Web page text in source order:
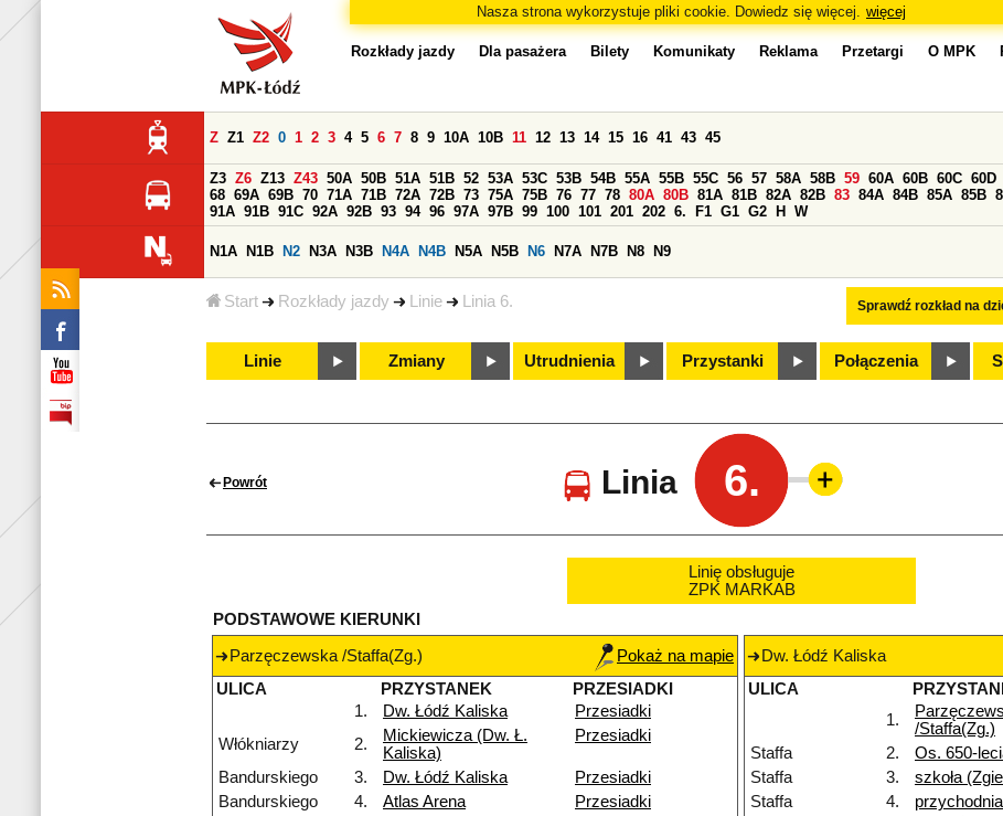
Nasza strona wykorzystuje pliki cookie. Dowiedz się więcej. więcej
Start Rozkłady jazdy Linie Linia 6.
Rozkłady jazdy Dla pasażera Bilety Komunikaty Reklama Przetargi O MPK
Sprawdź rozkład na
Z Z1 Z2 0 1 2 3 4 5 6 7 8 9 10A 10B 11 12 13 14 15 16 41 43 45
Z3 Z6 Z13 Z43 50A 50B 51A 51B 52 53A 53C 53B 54B 55A 55B 55C 56 57 58A 58B 59 60A 60B 60C 60D
68 69A 69B 70 71A 71B 72A 72B 73 75A 75B 76 77 78 80A 80B 81A 81B 82A 82B 83 84A 84B 85A 85B
91A 91B 91C 92A 92B 93 94 96 97A 97B 99 100 101 201 202 6. F1 G1 G2 H W
N1A N1B N2 N3A N3B N4A N4B N5A N5B N6 N7A N7B N8 N9
Linie Zmiany Utrudnienia Przystanki Połączenia
Powrót Linia 6.
Linię obsługuje
ZPK MARKAB
PODSTAWOWE KIERUNKI
Parzęczewska /Staffa(Zg.)
Pokaż na mapie
ULICA
PRZYSTANEK
PRZESIADKI
1.
Dw. Łódź Kaliska
Przesiadki
Włókniarzy
2.
Mickiewicza (Dw. Ł.
Kaliska)
Przesiadki
Bandurskiego 3. Dw. Łódź Kaliska
Przesiadki
Bandurskiego
4. Atlas Arena
Przesiadki
Dw. Łódź Kaliska
ULICA
1.
/Staffa(Zg.)
Staffa 2. Os. 650-
Staffa
3. szkoła
Staffa
4.